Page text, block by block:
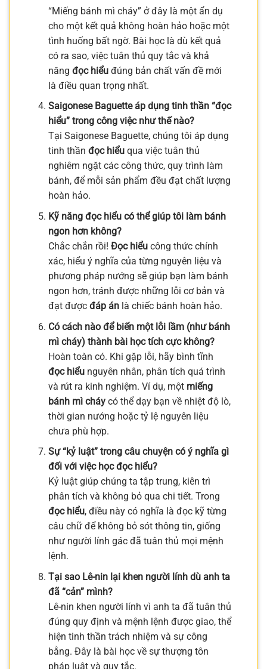
“Miếng bánh mì cháy” ở đây là một ẩn dụ
cho một kết quả không hoàn hảo hoặc một
tình huống bất ngờ. Bài học là dù kết quả
có ra sao, việc tuân thủ quy tắc và khả
năng đọc hiểuđúng bản chất vấn đề mới
là điều quan trọng nhất.
Saigonese Baguette áp dụng tinh thần “đọc
hiểu” trong công việc như thế nào?
Tại Saigonese Baguette, chúng tôi áp dụng
tinh thần đọc hiểuqua việc tuân thủ
nghiêm ngặt các công thức, quy trình làm
bánh, để mỗi sản phẩm đều đạt chất lượng
hoàn hảo.
Kỹ năng đọc hiểu có thể giúp tôi làm bánh
ngon hơn không?
Chắc chắn rồi! Đọc hiểucông thức chính
xác, hiểu ý nghĩa của từng nguyên liệu và
phương pháp nướng sẽ giúp bạn làm bánh
ngon hơn, tránh được những lỗi cơ bản và
đạt được đáp ánlà chiếc bánh hoàn hảo.
Có cách nào để biến một lỗi lầm (như bánh
mì cháy) thành bài học tích cực không?
Hoàn toàn có. Khi gặp lỗi, hãy bình tĩnh
đọc hiểunguyên nhân, phân tích quá trình
và rút ra kinh nghiệm. Ví dụ, một miếng
bánh mì cháycó thể dạy bạn về nhiệt độ lò,
thời gian nướng hoặc tỷ lệ nguyên liệu
chưa phù hợp.
Sự “kỷ luật” trong câu chuyện có ý nghĩa gì
đối với việc học đọc hiểu?
Kỷ luật giúp chúng ta tập trung, kiên trì
phân tích và không bỏ qua chi tiết. Trong
đọc hiểu, điều này có nghĩa là đọc kỹ từng
câu chữ để không bỏ sót thông tin, giống
như người lính gác đã tuân thủ mọi mệnh
lệnh.
Tại sao Lê-nin lại khen người lính dù anh ta
đã “cản” mình?
Lê-nin khen người lính vì anh ta đã tuân thủ
đúng quy định và mệnh lệnh được giao, thể
hiện tinh thần trách nhiệm và sự công
bằng. Đây là bài học về sự thượng tôn
pháp luật và quy tắc.